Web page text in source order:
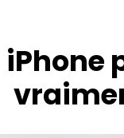
iPhone